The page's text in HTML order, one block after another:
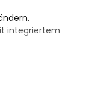
integriertem